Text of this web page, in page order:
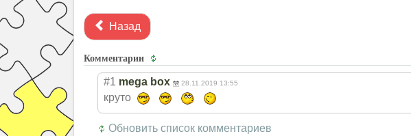
Назад
Комментарии
#1 mega box 28.11.2019 13:55
круто
Обновить список комментариев